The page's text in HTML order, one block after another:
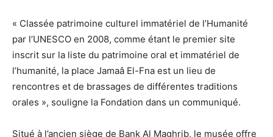
« Classée patrimoine culturel immatériel de l’Humanité
par l’UNESCO en 2008, comme étant le premier site
inscrit sur la liste du patrimoine oral et immatériel de
l’humanité, la place Jamaâ El-Fna est un lieu de
rencontres et de brassages de différentes traditions
orales », souligne la Fondation dans un communiqué.
Situé à l’ancien siège de Bank Al Maghrib, le musée offre